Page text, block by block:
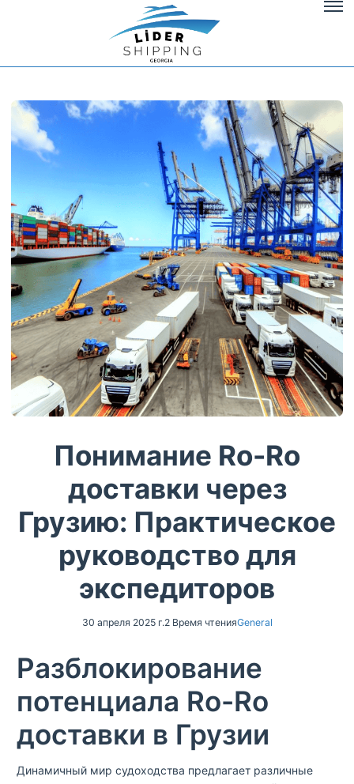
Понимание Ro-Ro
доставки через
Грузию: Практическое
руководство для
экспедиторов
30 апреля 2025 г.2 Время чтенияGeneral
Разблокирование
потенциала Ro-Ro
доставки в Грузии
Динамичный мир судоходства предлагает различные